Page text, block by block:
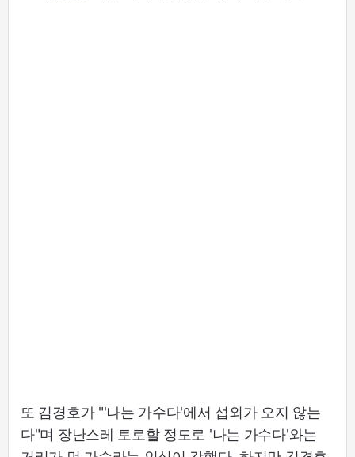
또 김경호가 "'나는 가수다'에서 섭외가 오지 않는
다"며 장난스레 토로할 정도로 '나는 가수다'와는